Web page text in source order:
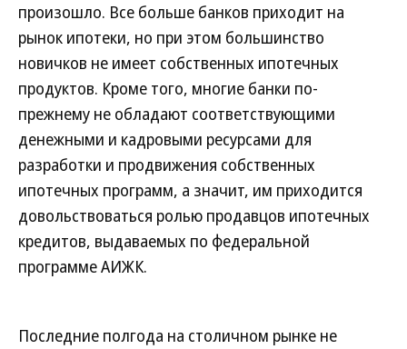
произошло. Все больше банков приходит на
рынок ипотеки, но при этом большинство
новичков не имеет собственных ипотечных
продуктов. Кроме того, многие банки по-
прежнему не обладают соответствующими
денежными и кадровыми ресурсами для
разработки и продвижения собственных
ипотечных программ, а значит, им приходится
довольствоваться ролью продавцов ипотечных
кредитов, выдаваемых по федеральной
программе АИЖК.
Последние полгода на столичном рынке не